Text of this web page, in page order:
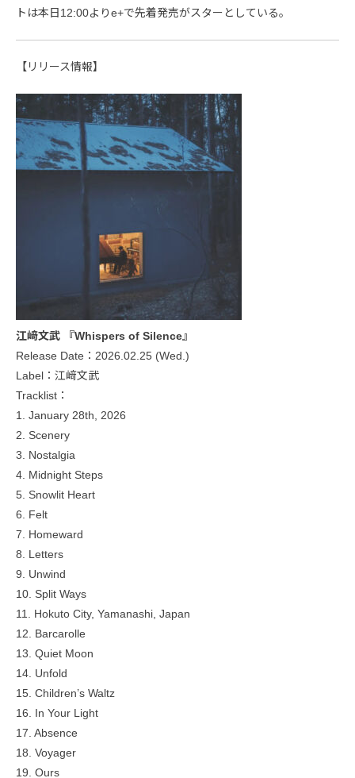
トは本日12:00よりe+で先着発売がスターとしている。
【リリース情報】
江﨑文武 『Whispers of Silence』
Release Date：2026.02.25 (Wed.)
Label：江﨑文武
Tracklist：
1. January 28th, 2026
2. Scenery
3. Nostalgia
4. Midnight Steps
5. Snowlit Heart
6. Felt
7. Homeward
8. Letters
9. Unwind
10. Split Ways
11. Hokuto City, Yamanashi, Japan
12. Barcarolle
13. Quiet Moon
14. Unfold
15. Children’s Waltz
16. In Your Light
17. Absence
18. Voyager
19. Ours